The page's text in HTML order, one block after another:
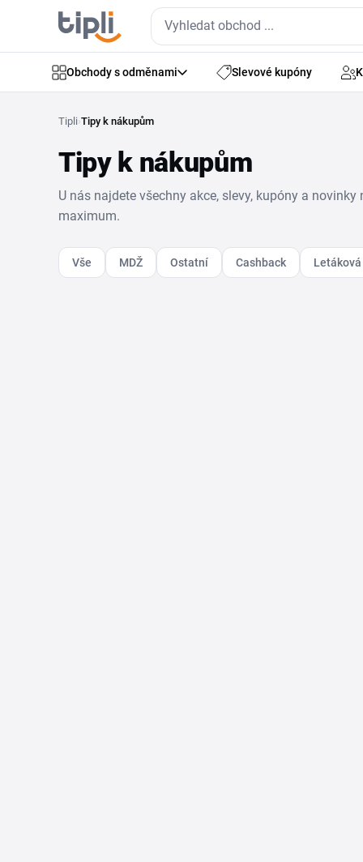
Obchody s odměnami Slevové kupóny
Tipli›Tipy k nákupům
Tipy k nákupům
U nás najdete všechny akce, slevy, kupóny a
maximum.
Vše MDŽ Ostatní Cashback